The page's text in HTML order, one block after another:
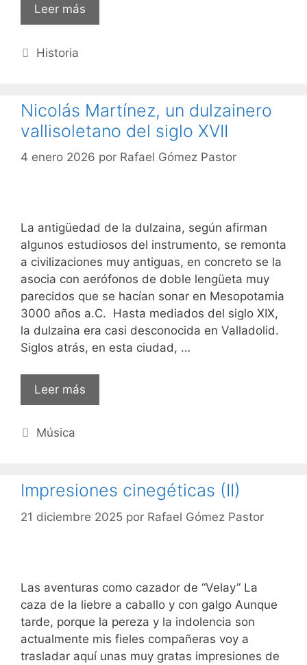
Leer más
Categorías
Historia
Nicolás Martínez, un dulzainero
vallisoletano del siglo XVII
4 enero 2026 por Rafael Gómez Pastor
La antigüedad de la dulzaina, según afirman
algunos estudiosos del instrumento, se remonta
a civilizaciones muy antiguas, en concreto se la
asocia con aerófonos de doble lengüeta muy
parecidos que se hacían sonar en Mesopotamia
3000 años a.C. Hasta mediados del siglo XIX,
la dulzaina era casi desconocida en Valladolid.
Siglos atrás, en esta ciudad, …
Leer más
Categorías
Música
Impresiones cinegéticas (II)
21 diciembre 2025 por Rafael Gómez Pastor
Las aventuras como cazador de “Velay” La
caza de la liebre a caballo y con galgo Aunque
tarde, porque la pereza y la indolencia son
actualmente mis fieles compañeras voy a
trasladar aquí unas muy gratas impresiones de